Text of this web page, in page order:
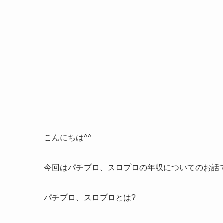
こんにちは^^
今回はパチプロ、スロプロの年収についてのお話
パチプロ、スロプロとは?